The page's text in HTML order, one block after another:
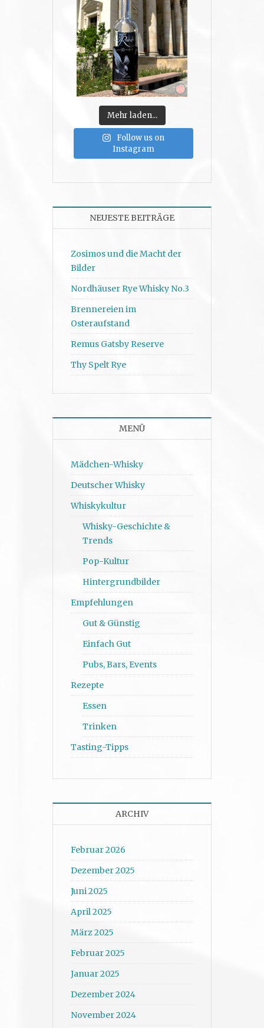
Mehr laden...
Follow us on
Instagram
NEUESTE BEITRÄGE
Zosimos und die Macht der
Bilder
Nordhäuser Rye Whisky No.3
Brennereien im
Osteraufstand
Remus Gatsby Reserve
Thy Spelt Rye
MENÜ
Mädchen-Whisky
Deutscher Whisky
Whiskykultur
Whisky-Geschichte &
Trends
Pop-Kultur
Hintergrundbilder
Empfehlungen
Gut & Günstig
Einfach Gut
Pubs, Bars, Events
Rezepte
Essen
Trinken
Tasting-Tipps
ARCHIV
Februar 2026
Dezember 2025
Juni 2025
April 2025
März 2025
Februar 2025
Januar 2025
Dezember 2024
November 2024